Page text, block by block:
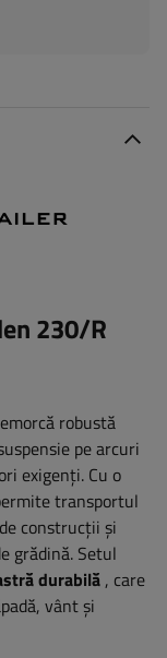
230/R
robustă
pe arcuri
exigenți. Cu o
transportul
construcții și
grădină. Setul
durabilă , care
vânt și